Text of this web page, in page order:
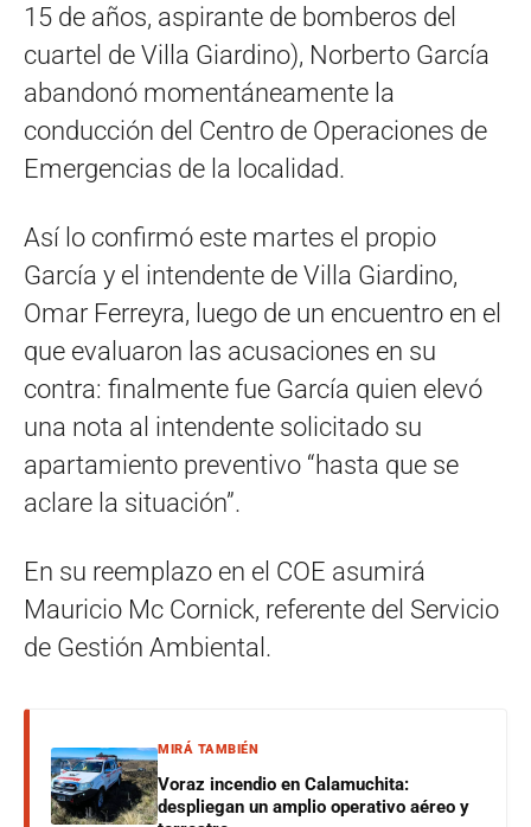
15 de años, aspirante de bomberos del
cuartel de Villa Giardino), Norberto García
abandonó momentáneamente la
conducción del Centro de Operaciones de
Emergencias de la localidad.
Así lo confirmó este martes el propio
García y el intendente de Villa Giardino,
Omar Ferreyra, luego de un encuentro en el
que evaluaron las acusaciones en su
contra: finalmente fue García quien elevó
una nota al intendente solicitado su
apartamiento preventivo “hasta que se
aclare la situación”.
En su reemplazo en el COE asumirá
Mauricio Mc Cornick, referente del Servicio
de Gestión Ambiental.
MIRÁ TAMBIÉN
Voraz incendio en Calamuchita:
despliegan un amplio operativo aéreo y